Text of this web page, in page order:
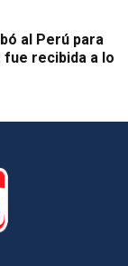
al Perú para
fue recibida a lo